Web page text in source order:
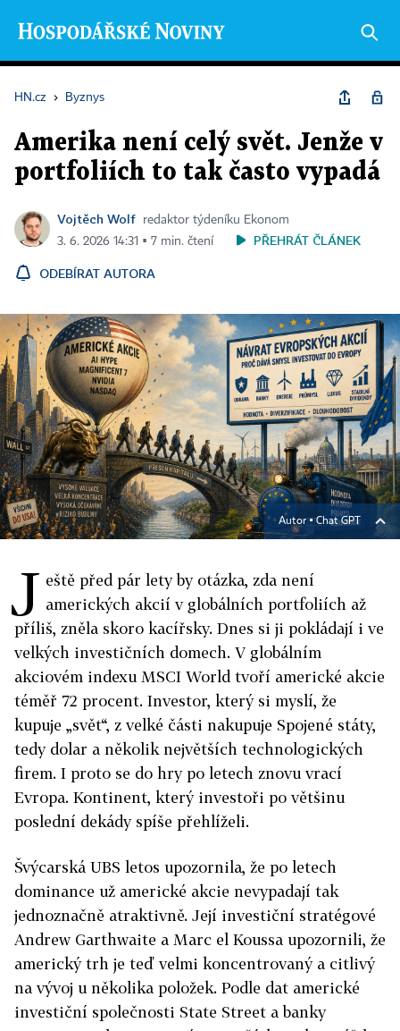
HN.cz › Byznys
Amerika není celý svět. Jenže v
portfoliích to tak často vypadá
Vojtěch Wolf
redaktor týdeníku Ekonom
3. 6. 2026 14:31 ▪ 7 min. čtení
PŘEHRÁT ČLÁNEK
ODEBÍRAT AUTORA
Autor ▪Chat GPT
J eště před pár lety by otázka, zda není
amerických akcií v globálních portfoliích až
příliš, zněla skoro kacířsky. Dnes si ji pokládají i ve
velkých investičních domech. V globálním
akciovém indexu MSCI World tvoří americké akcie
téměř 72 procent. Investor, který si myslí, že
kupuje „svět“, z velké části nakupuje Spojené státy,
tedy dolar a několik největších technologických
firem. I proto se do hry po letech znovu vrací
Evropa. Kontinent, který investoři po většinu
poslední dekády spíše přehlíželi.
Švýcarská UBS letos upozornila, že po letech
dominance už americké akcie nevypadají tak
jednoznačně atraktivně. Její investiční stratégové
Andrew Garthwaite a Marc el Koussa upozornili, že
americký trh je teď velmi koncentrovaný a citlivý
na vývoj u několika položek. Podle dat americké
investiční společnosti State Street a banky